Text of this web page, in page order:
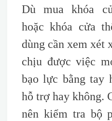
Dù mua khóa
hoặc khóa cửa
dùng cần xem xét
chịu được việc
bạo lực bằng tay
hỗ trợ hay không.
nên kiểm tra bộ